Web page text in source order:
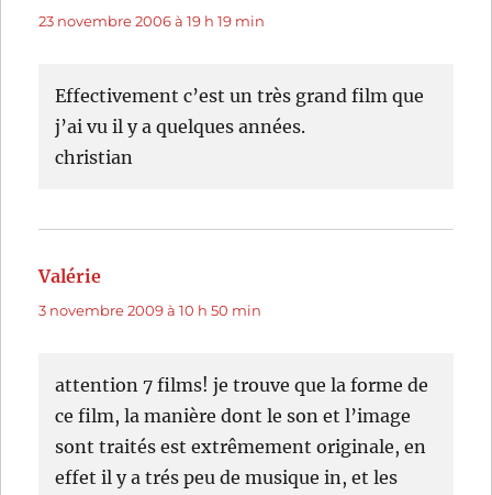
23 novembre 2006 à 19 h 19 min
Effectivement c’est un très grand film que
j’ai vu il y a quelques années.
christian
Valérie
3 novembre 2009 à 10 h 50 min
attention 7 films! je trouve que la forme de
ce film, la manière dont le son et l’image
sont traités est extrêmement originale, en
effet il y a trés peu de musique in, et les